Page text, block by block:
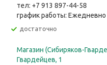
тел: +7 913 897-44-58
график работы: Ежедневно
Достаточно
Магазин (Сибиряков-
Гвардейцев, 1